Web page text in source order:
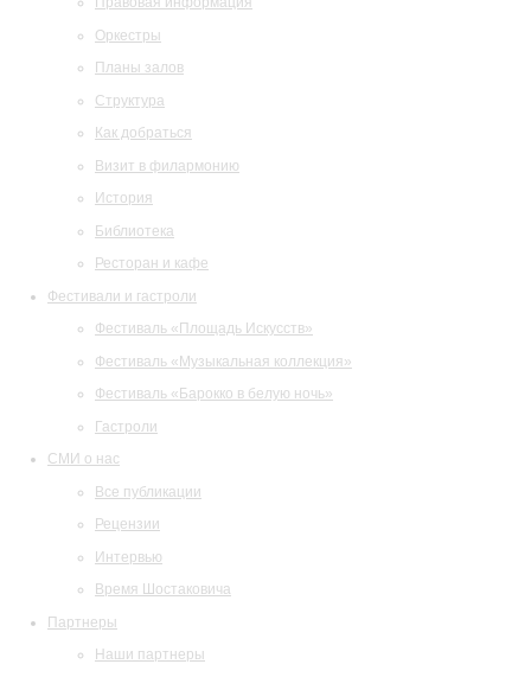
Оркестры
Планы залов
Структура
Как добраться
Визит в филармонию
История
Библиотека
Ресторан и кафе
Фестивали и гастроли
Фестиваль «Площадь Искусств»
Фестиваль «Музыкальная коллекция»
Фестиваль «Барокко в белую ночь»
Гастроли
СМИ о нас
Все публикации
Рецензии
Интервью
Время Шостаковича
Партнеры
Наши партнеры